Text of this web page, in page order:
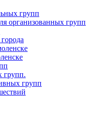
групп
организованных групп
групп.
групп